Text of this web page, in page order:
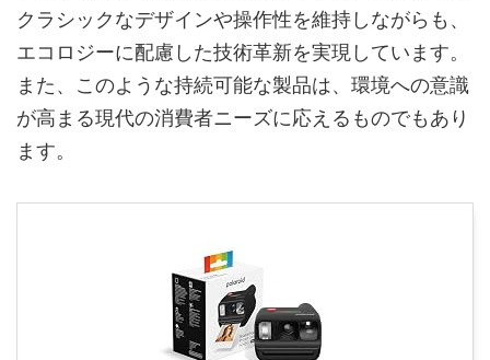
クラシックなデザインや操作性を維持しながらも、
エコロジーに配慮した技術革新を実現しています。
また、このような持続可能な製品は、環境への意識
が高まる現代の消費者ニーズに応えるものでもあり
ます。